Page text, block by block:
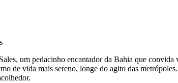
um pedacinho encantador da Bahia que convida
de vida mais sereno, longe do agito das